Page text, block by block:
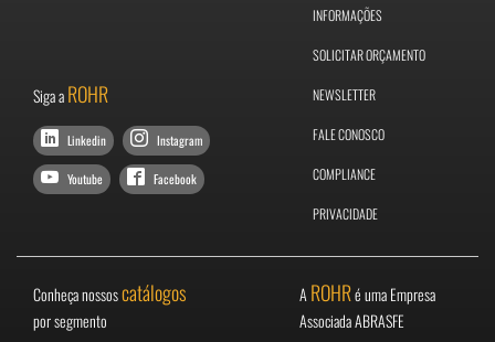
Siga aROHR
Linkedin Instagram
Youtube Facebook
INFORMAÇÕES
SOLICITAR ORÇAMENTO
NEWSLETTER
FALE CONOSCO
COMPLIANCE
PRIVACIDADE
Conheça nossoscatálogos
por segmento
A ROHRé uma Empresa
Associada ABRASFE